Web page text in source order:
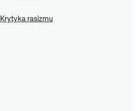
Krytyka rasizmu